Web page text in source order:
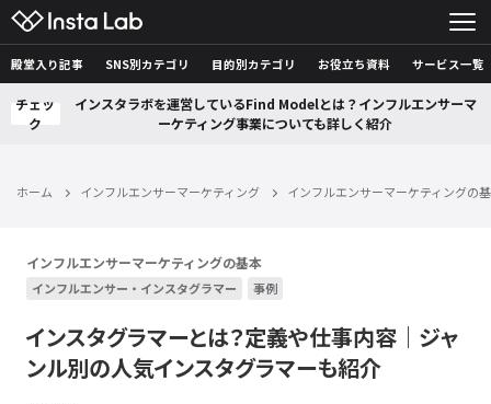
殿堂入り記事 SNS別カテゴリ 目的別カテゴリ お役立ち資料 サービス一覧
チェッ
ク
インスタラボを運営しているFind Modelとは？インフルエンサーマ
ーケティング事業についても詳しく紹介
ホーム インフルエンサーマーケティング インフルエンサーマーケティングの
インフルエンサーマーケティングの基本
インフルエンサー・インスタグラマー 事例
インスタグラマーとは？定義や仕事内容｜ジャ
ンル別の人気インスタグラマーも紹介